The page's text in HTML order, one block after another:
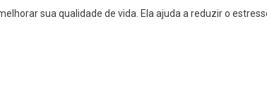
sua qualidade de vida. Ela ajuda a reduzir o